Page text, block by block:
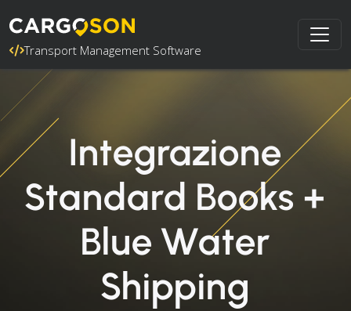
Transport Management Software
Integrazione
Standard Books +
Blue Water
Shipping